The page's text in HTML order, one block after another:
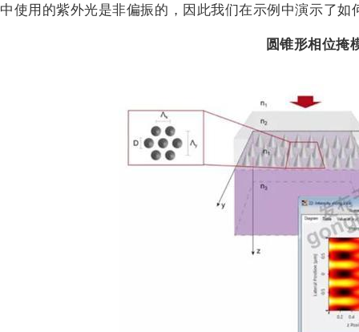
中使用的紫外光是非偏振的，因此我们在示例中演示了
圆锥形相位掩